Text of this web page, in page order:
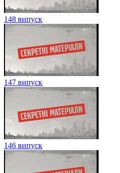
148 випуск
147 випуск
146 випуск